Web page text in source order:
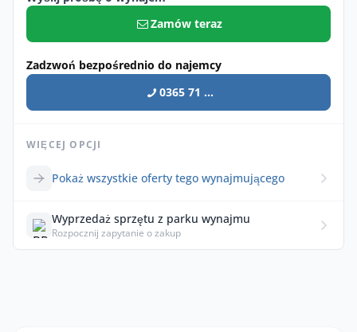
Zamów teraz
Zadzwoń bezpośrednio do najemcy
0365 71 ...
WIĘCEJ OPCJI
Pokaż wszystkie oferty tego wynajmującego
Wyprzedaż sprzętu z parku wynajmu
Rozpocznij zapytanie o zakup